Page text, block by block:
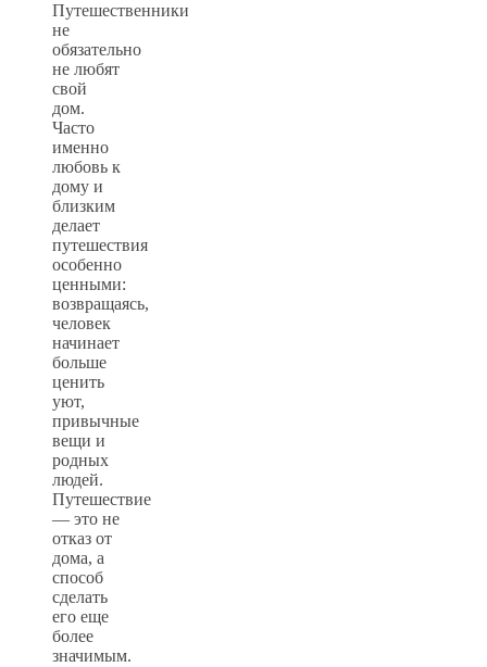
Путешественники
не
обязательно
не любят
свой
дом.
Часто
именно
любовь к
дому и
близким
делает
путешествия
особенно
ценными:
возвращаясь,
человек
начинает
больше
ценить
уют,
привычные
вещи и
родных
людей.
Путешествие
— это не
отказ от
дома, а
способ
сделать
его еще
более
значимым.